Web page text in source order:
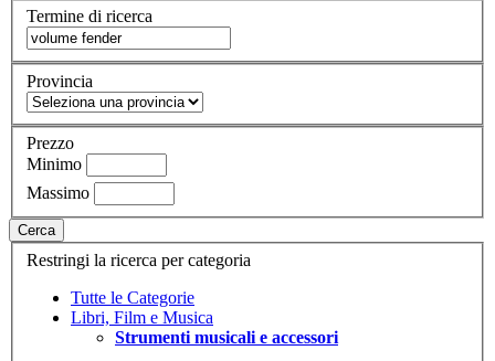
Termine di ricerca
Provincia
Prezzo
Minimo
Massimo
Cerca
Restringi la ricerca per categoria
Tutte le Categorie
Libri, Film e Musica
Strumenti musicali e accessori